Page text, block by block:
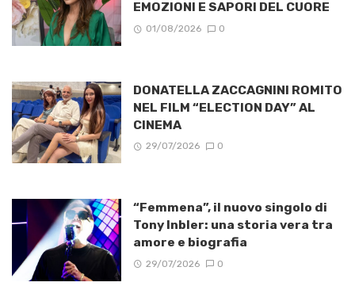
EMOZIONI E SAPORI DEL CUORE
01/08/2026 0
DONATELLA ZACCAGNINI ROMITO
NEL FILM “ELECTION DAY” AL
CINEMA
29/07/2026 0
“Femmena”, il nuovo singolo di
Tony Inbler: una storia vera tra
amore e biografia
29/07/2026 0